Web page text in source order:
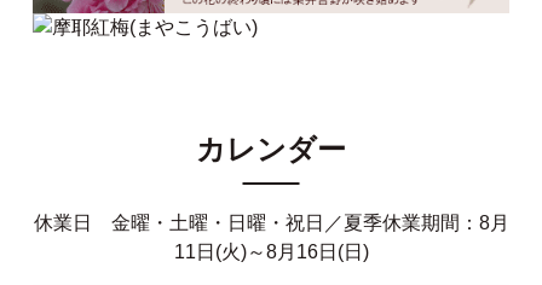
カレンダー
休業日 金曜・土曜・日曜・祝日／夏季休業期間：8月
11日(火)～8月16日(日)